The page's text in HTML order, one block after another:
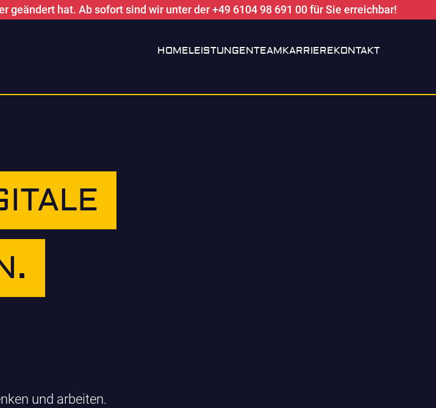
hat. Ab sofort sind wir unter der +49 6104 98 691 00 für Sie erreichbar!
HOMELEISTUNGENTEAMKARRIEREKONTAKT
und arbeiten.